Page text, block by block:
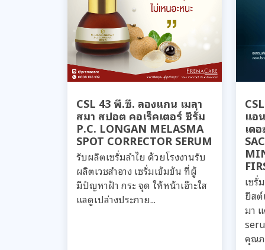
CSL 43 พี.ซี. ลองแกน เมลา
สมา สปอต คอเร็คเตอร์ ซีรั่ม
P.C. LONGAN MELASMA
SPOT CORRECTOR SERUM
รับผลิตเซรั่มลำไย ด้วยโรงงานรับ
ผลิตเวชสำอาง เซรั่มเข้มข้น ที่ผู้
มีปํญหาฝ้า กระ จุด ให้หน้าเอ๊าะใส
แลดูเปล่างประกาย...
แอ
เด
เซรั่
ยีสต์
มา
คุณภ